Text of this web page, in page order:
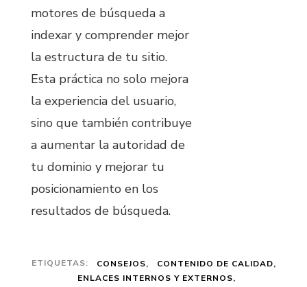
motores de búsqueda a
indexar y comprender mejor
la estructura de tu sitio.
Esta práctica no solo mejora
la experiencia del usuario,
sino que también contribuye
a aumentar la autoridad de
tu dominio y mejorar tu
posicionamiento en los
resultados de búsqueda.
ETIQUETAS: CONSEJOS
CONTENIDO DE CALIDAD
ENLACES INTERNOS Y EXTERNOS